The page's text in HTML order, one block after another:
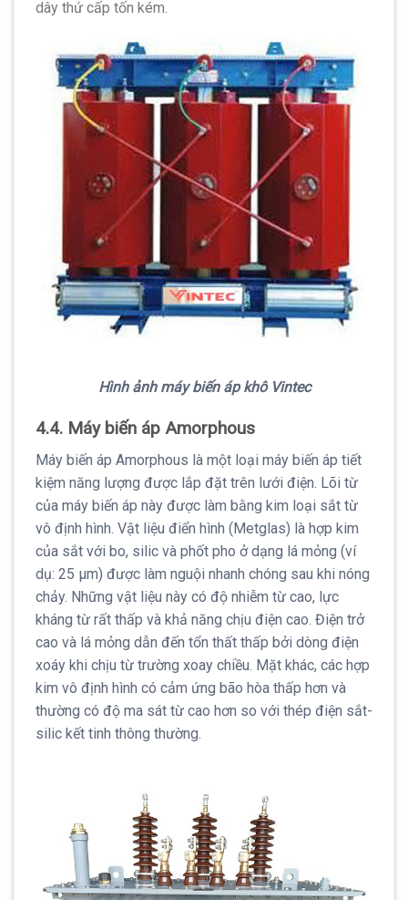
dây thứ cấp tốn kém.
Hình ảnh máy biến áp khô Vintec
4.4. Máy biến áp Amorphous
Máy biến áp Amorphous là một loại máy biến áp tiết
kiệm năng lượng được lắp đặt trên lưới điện. Lõi từ
của máy biến áp này được làm bằng kim loại sắt từ
vô định hình. Vật liệu điển hình (Metglas) là hợp kim
của sắt với bo, silic và phốt pho ở dạng lá mỏng (ví
dụ: 25 µm) được làm nguội nhanh chóng sau khi nóng
chảy. Những vật liệu này có độ nhiễm từ cao, lực
kháng từ rất thấp và khả năng chịu điện cao. Điện trở
cao và lá mỏng dẫn đến tổn thất thấp bởi dòng điện
xoáy khi chịu từ trường xoay chiều. Mặt khác, các hợp
kim vô định hình có cảm ứng bão hòa thấp hơn và
thường có độ ma sát từ cao hơn so với thép điện sắt-
silic kết tinh thông thường.